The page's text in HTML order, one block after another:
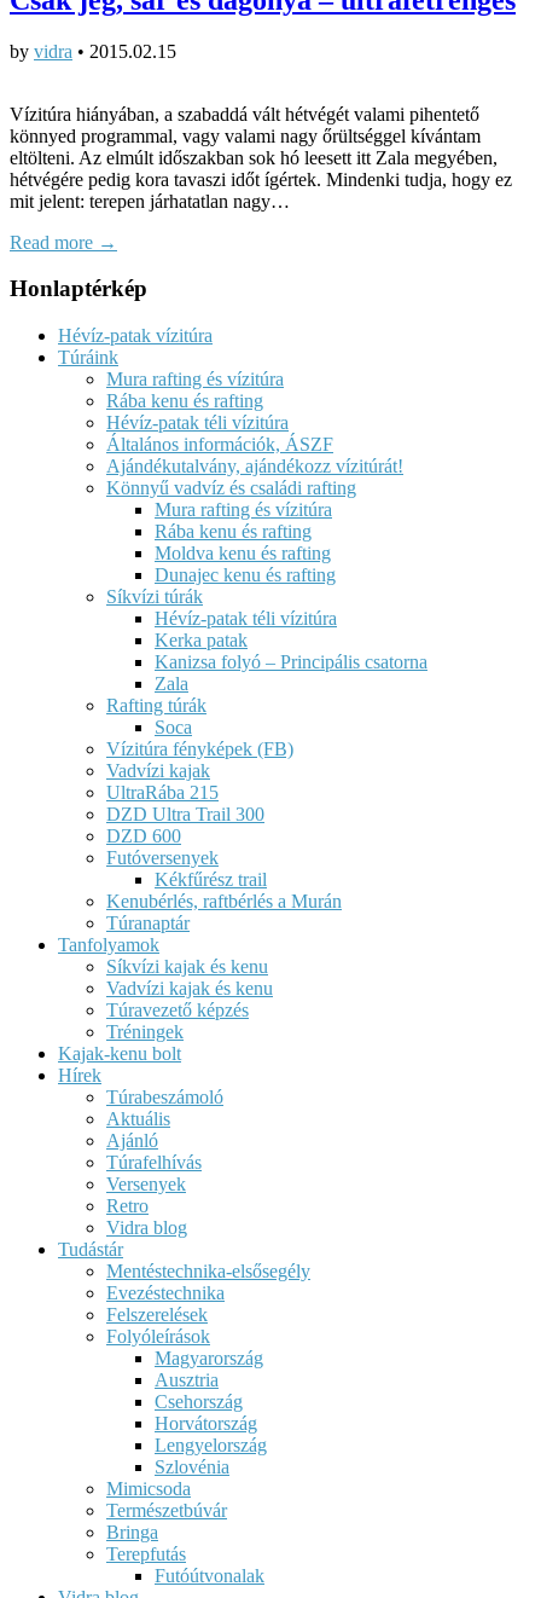
by vidra • 2015.02.15
Vízitúra hiányában, a szabaddá vált hétvégét valami pihentető
könnyed programmal, vagy valami nagy őrültséggel kívántam
eltölteni. Az elmúlt időszakban sok hó leesett itt Zala megyében,
hétvégére pedig kora tavaszi időt ígértek. Mindenki tudja, hogy ez
mit jelent: terepen járhatatlan nagy…
Read more →
Honlaptérkép
Hévíz-patak vízitúra
Túráink
Mura rafting és vízitúra
Rába kenu és rafting
Hévíz-patak téli vízitúra
Általános információk, ÁSZF
Ajándékutalvány, ajándékozz vízitúrát!
Könnyű vadvíz és családi rafting
Mura rafting és vízitúra
Rába kenu és rafting
Moldva kenu és rafting
Dunajec kenu és rafting
Síkvízi túrák
Hévíz-patak téli vízitúra
Kerka patak
Kanizsa folyó – Principális csatorna
Zala
Rafting túrák
Soca
Vízitúra fényképek (FB)
Vadvízi kajak
UltraRába 215
DZD Ultra Trail 300
DZD 600
Futóversenyek
Kékfűrész trail
Kenubérlés, raftbérlés a Murán
Túranaptár
Tanfolyamok
Síkvízi kajak és kenu
Vadvízi kajak és kenu
Túravezető képzés
Tréningek
Kajak-kenu bolt
Hírek
Túrabeszámoló
Aktuális
Ajánló
Túrafelhívás
Versenyek
Retro
Vidra blog
Tudástár
Mentéstechnika-elsősegély
Evezéstechnika
Felszerelések
Folyóleírások
Magyarország
Ausztria
Csehország
Horvátország
Lengyelország
Szlovénia
Mimicsoda
Természetbúvár
Bringa
Terepfutás
Futóútvonalak